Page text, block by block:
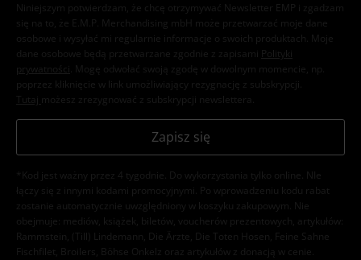
Niniejszym potwierdzam, że chcę otrzymywać Newsletter EMP i zgadzam
się na to, że E.M.P. Merchandising mbH może przetwarzać moje dane
osobowe i wysyłać mi regularnie informacje o swoich produktach. Moje
dane osobowe będą przetwarzane zgodnie z zapisami
Polityki
prywatności . Mogę odwołać swoją zgodę w dowolnym momencie, np.
poprzez kliknięcie w link umożliwiający rezygnację z subskrypcji.
Tutaj możesz zrezygnować z subskrypcji newslettera.
Zapisz się
*Kod jest ważny przez 4 tygodnie. Do wykorzystania tylko online. NIe
łączy się z innymi kodami promocyjnymi. Po wprowadzeniu kodu rabat
zostanie automatycznie uwzględniony w koszyku zakupowym. Nie
obejmuje: mediów, książek, biletów, voucherów prezentowych, artykułów:
Rammstein, (Till) Lindemann, Die Ärzte, Die Toten Hosen, Feine Sahne
Fischfilet, Broilers, Böhse Onkelz oraz artykułów z donacją w cenie.